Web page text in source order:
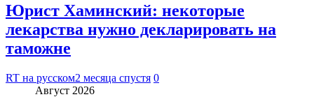
Юрист Хаминский: некоторые
лекарства нужно декларировать на
таможне
RT на русском2 месяца спустя 0
Август 2026